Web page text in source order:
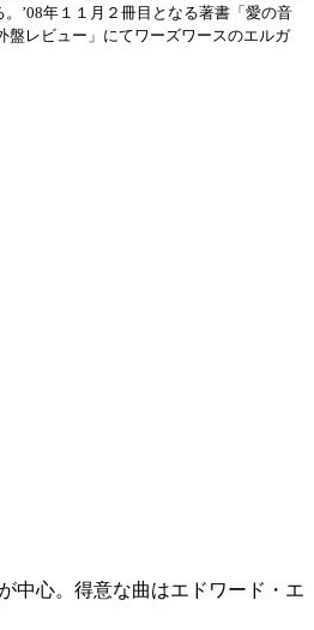
’08年１１月２冊目となる著書「愛の音
盤レビュー」にてワーズワースのエルガ
中心。得意な曲はエドワード・エ